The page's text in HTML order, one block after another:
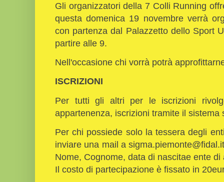
Gli organizzatori della 7 Colli Running
questa domenica 19 novembre verrà
con partenza dal Palazzetto dello Sport
partire alle 9.
Nell'occasione chi vorrà potrà
ISCRIZIONI
Per tutti gli altri per le iscrizioni
appartenenza, iscrizioni tramite il sistema
Per chi possiede solo la tessera degli
inviare una mail a
Nome, Cognome, data di nascitae ente di
Il costo di partecipazione è fissato in